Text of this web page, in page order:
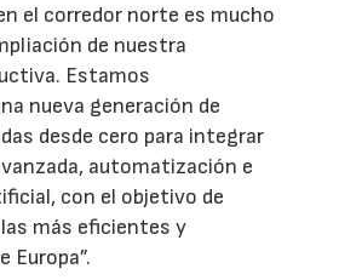
el corredor norte es mucho
de nuestra
Estamos
nueva generación de
desde cero para integrar
automatización e
con el objetivo de
más eficientes y
Europa”.